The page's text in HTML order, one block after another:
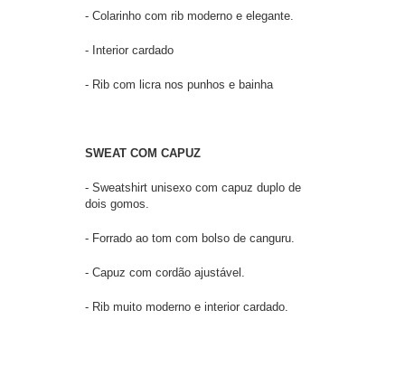
- Colarinho com rib moderno e elegante.
- Interior cardado
- Rib com licra nos punhos e bainha
SWEAT COM CAPUZ
- Sweatshirt unisexo com capuz duplo de
dois gomos.
- Forrado ao tom com bolso de canguru.
- Capuz com cordão ajustável.
- Rib muito moderno e interior cardado.